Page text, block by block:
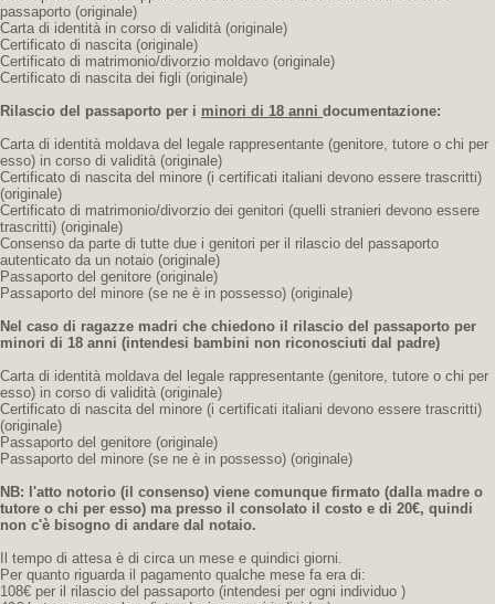
passaporto (originale)
Carta di identità in corso di validità (originale)
Certificato di nascita (originale)
Certificato di matrimonio/divorzio moldavo (originale)
Certificato di nascita dei figli (originale)
Rilascio del passaporto per i minori di 18 anni documentazione:
Carta di identità moldava del legale rappresentante (genitore, tutore o chi per
esso) in corso di validità (originale)
Certificato di nascita del minore (i certificati italiani devono essere trascritti)
(originale)
Certificato di matrimonio/divorzio dei genitori (quelli stranieri devono essere
trascritti) (originale)
Consenso da parte di tutte due i genitori per il rilascio del passaporto
autenticato da un notaio (originale)
Passaporto del genitore (originale)
Passaporto del minore (se ne è in possesso) (originale)
Nel caso di ragazze madri che chiedono il rilascio del passaporto per
minori di 18 anni (intendesi bambini non riconosciuti dal padre)
Carta di identità moldava del legale rappresentante (genitore, tutore o chi per
esso) in corso di validità (originale)
Certificato di nascita del minore (i certificati italiani devono essere trascritti)
(originale)
Passaporto del genitore (originale)
Passaporto del minore (se ne è in possesso) (originale)
NB: l'atto notorio (il consenso) viene comunque firmato (dalla madre o
tutore o chi per esso) ma presso il consolato il costo e di 20€, quindi
non c'è bisogno di andare dal notaio.
Il tempo di attesa è di circa un mese e quindici giorni.
Per quanto riguarda il pagamento qualche mese fa era di:
108€ per il rilascio del passaporto (intendesi per ogni individuo )